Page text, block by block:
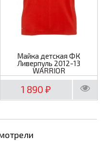
Майка детская ФК
Ливерпуль 2012-13
WARRIOR
1 890₽